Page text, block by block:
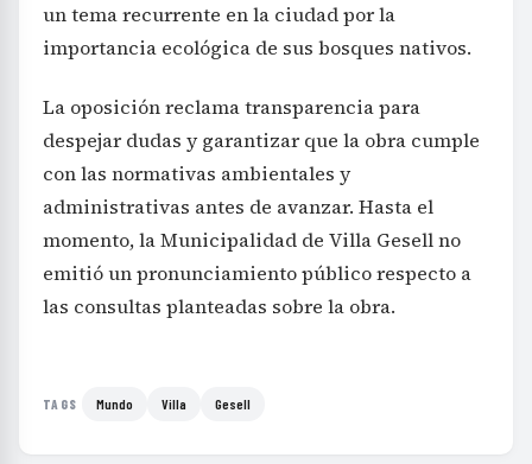
un tema recurrente en la ciudad por la
importancia ecológica de sus bosques nativos.
La oposición reclama transparencia para
despejar dudas y garantizar que la obra cumple
con las normativas ambientales y
administrativas antes de avanzar. Hasta el
momento, la Municipalidad de Villa Gesell no
emitió un pronunciamiento público respecto a
las consultas planteadas sobre la obra.
TAGS Mundo Villa Gesell